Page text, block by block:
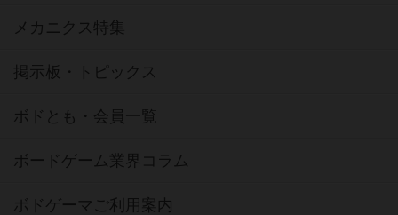
メカニクス特集
掲示板・トピックス
ボドとも・会員一覧
ボードゲーム業界コラム
ボドゲーマご利用案内